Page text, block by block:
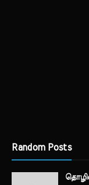
Random Posts